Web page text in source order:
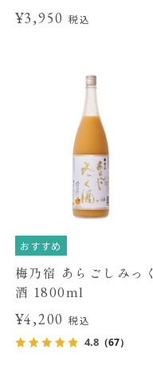
¥3,950税込
おすすめ
梅乃宿 あらごしみっく
酒 1800ml
¥4,200税込
4.8（67）